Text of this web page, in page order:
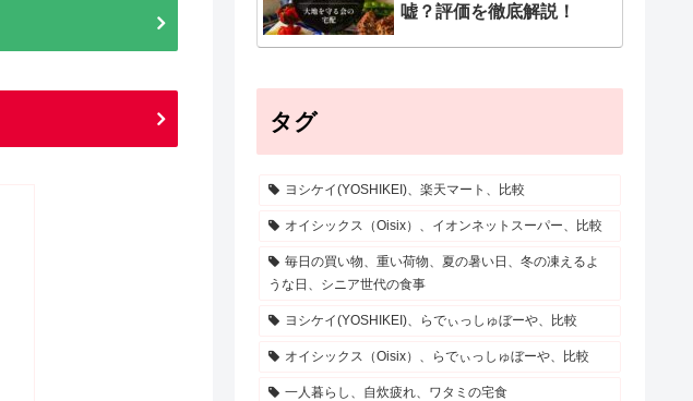
嘘？評価を徹底解説！
タグ
ヨシケイ(YOSHIKEI)、楽天マート、比較
オイシックス（Oisix）、イオンネットスーパー、比較
毎日の買い物、重い荷物、夏の暑い日、冬の凍えるよ
うな日、シニア世代の食事
ヨシケイ(YOSHIKEI)、らでぃっしゅぼーや、比較
オイシックス（Oisix）、らでぃっしゅぼーや、比較
一人暮らし、自炊疲れ、ワタミの宅食